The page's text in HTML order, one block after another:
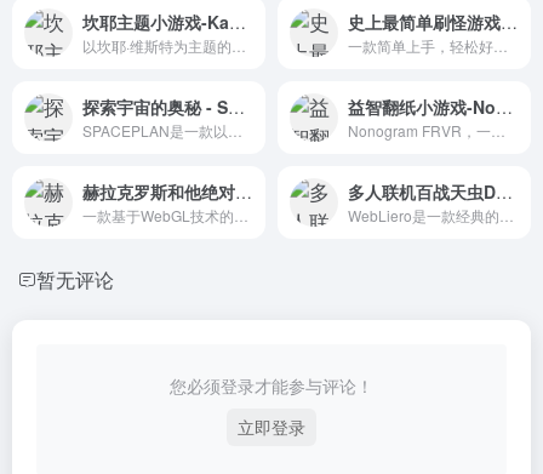
坎耶主题小游戏-Kanye Zone在线体验 史上最简单刷怪游戏-Clicker Heroes在线攻略与心得
探索宇宙的奥秘 - SPACEPLAN在线游戏 益智翻纸小游戏-Nonogram FRVR - 轻松好玩的在线挑战
赫拉克罗斯和他绝对不想进行的冒险 - 探索WebGL的3D动作解谜世界 多人联机百战天虫Dos版-WebLiero在线游戏
暂无评论
您必须登录才能参与评论！
立即登录